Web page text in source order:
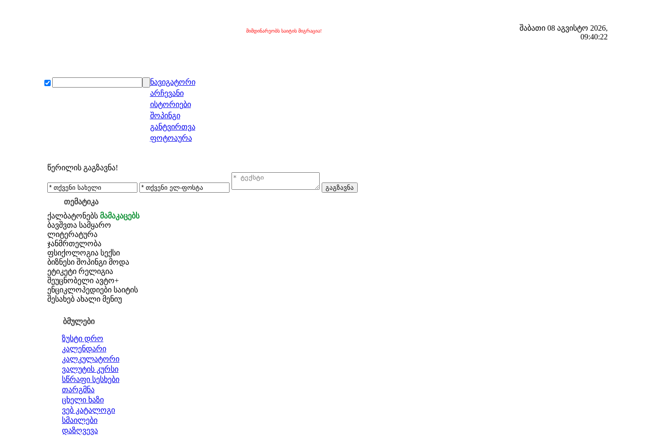
მიმდინარეობს საიტის მიგრაცია!
შაბათი 08 აგვისტო 2026,
09:40:23
ნავიგატორი
არჩევანი
ისტორიები
შოპინგი
განტვირთვა
ფოტოაურა
წერილის გაგზავნა!
თემატიკა
ქალბატონებს მამაკაცებს
ბავშვთა სამყარო
ლიტერატურა
ჯანმრთელობა
ფსიქოლოგია სექსი
ბიზნესი შოპინგი მოდა
ეტიკეტი რელიგია
შეუცნობელი ავტო+
ენციკლოპედიები საიტის
შესახებ ახალი მენიუ
ბმულები
ზუსტი დრო
კალენდარი
კალკულატორი
ვალუტის კურსი
სწრაფი სესხები
თარგმნა
ცხელი ხაზი
ვებ კატალოგი
სმაილები
დაზღვევა